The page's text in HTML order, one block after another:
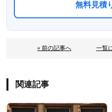
無料見積
« 前の記事へ 一覧
関連記事